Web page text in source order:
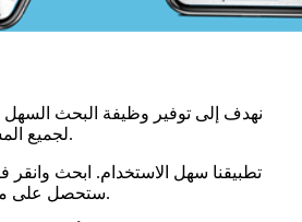
نهدف إلى توفير وظيفة البحث
Telegram لجميع المستخدمين.
تطبيقنا سهل الاستخدام. ابحث وانقر
ستحصل على ما تحتاجه على الفور.